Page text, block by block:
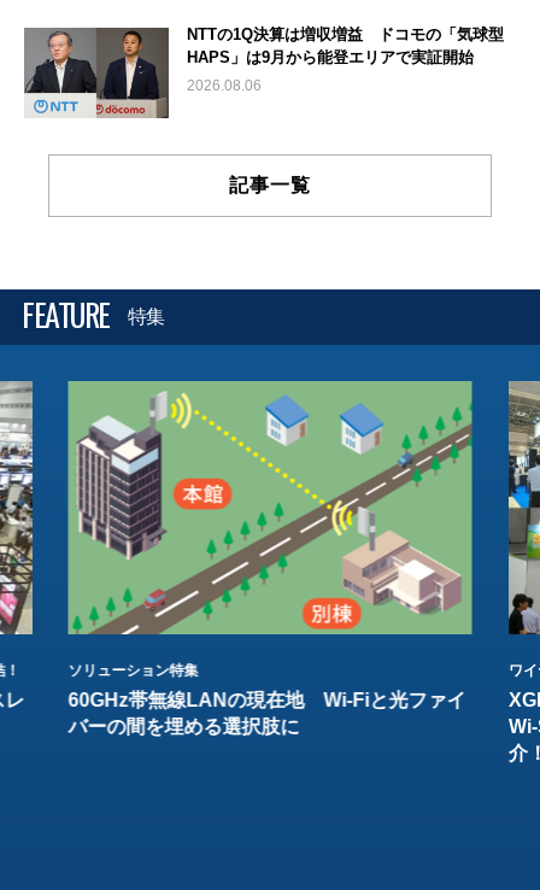
NTTの1Q決算は増収増益 ドコモの「気球型
HAPS」は9月から能登エリアで実証開始
2026.08.06
記事一覧
FEATURE 特集
レ
ソリューション特集
60GHz帯無線LANの現在地 Wi-Fiと光ファイ
バーの間を埋める選択肢に
ワ
介